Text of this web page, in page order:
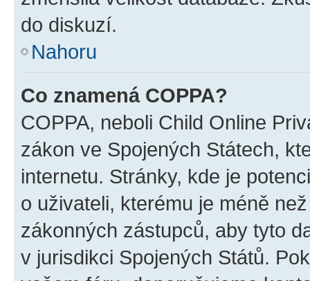
do diskuzí.
Nahoru
Co znamená COPPA?
COPPA, neboli Child Online
zákon ve Spojených Státech,
internetu. Stránky, kde je
o uživateli, kterému je méně
zákonných zástupců, aby tyto
v jurisdikci Spojených Států.